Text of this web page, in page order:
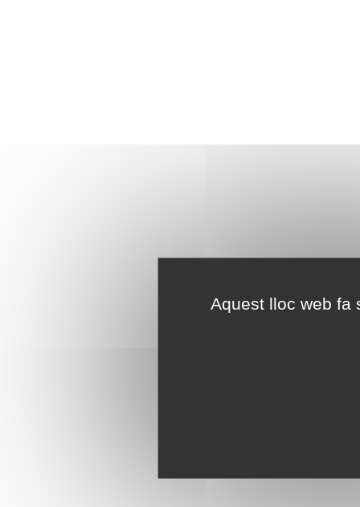
Aquest lloc web fa